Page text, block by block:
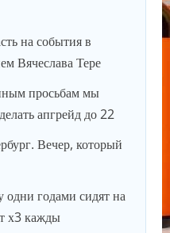
на события в
Вячеслава Тере
просьбам мы
апгрейд до 22
Вечер, который
одни годами сидят на
х3 кажды